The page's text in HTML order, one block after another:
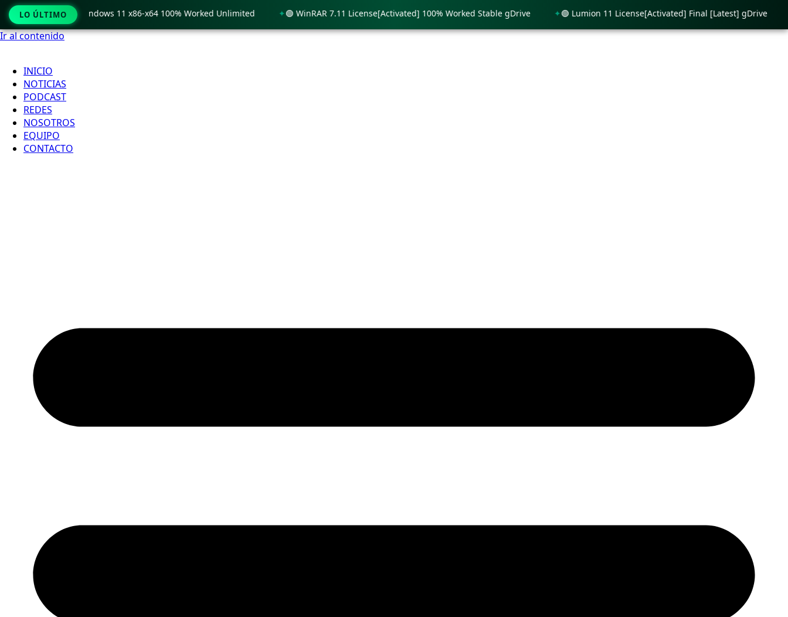
Ir al contenido
INICIO
NOTICIAS
PODCAST
REDES
NOSOTROS
EQUIPO
CONTACTO
LO ÚLTIMO
Crack only Windows 11 x86-x64 100% Worked Unlimited 🟢 WinRAR 7.11 License[Activated] 100% Worked Stable gDrive 🟢 Lumion 11 License[Activated] Final [Latest] gDrive